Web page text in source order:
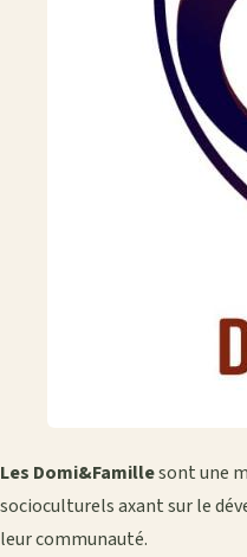
Les Domi&Famillesont une
socioculturels axant sur le
leur communauté.